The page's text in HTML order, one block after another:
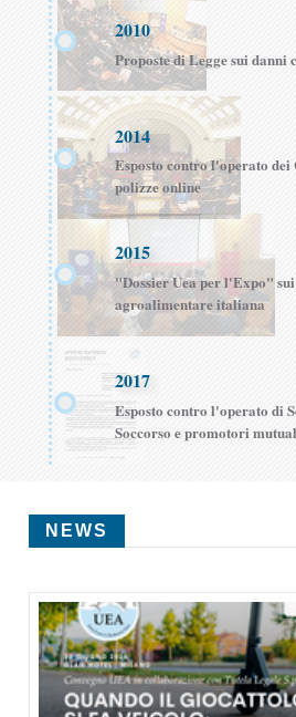
2010
Proposte di Legge sui danni
2014
Esposto contro l'operato
polizze online
2015
"Dossier Uea per l'Expo"
agroalimentare italiana
2017
Esposto contro l'operato di
Soccorso e promotori
NEWS